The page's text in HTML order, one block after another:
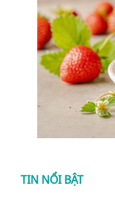
TIN NỔI BẬT